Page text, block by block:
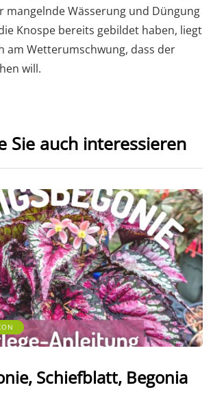
mangelnde Wässerung und Düngung
Knospe bereits gebildet haben, liegt
am Wetterumschwung, dass der
will.
Sie auch interessieren
Schiefblatt, Begonia